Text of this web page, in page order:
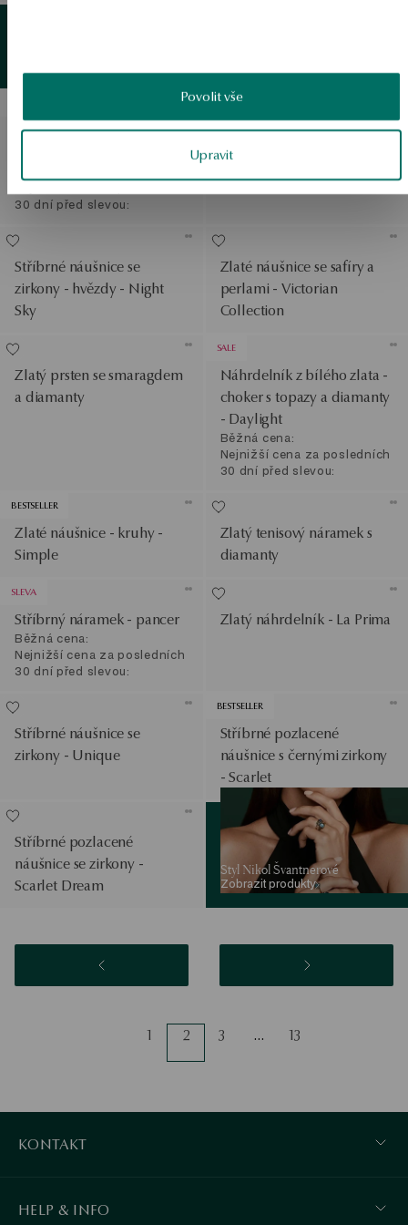
Povolit vše
Upravit
Stříbrné náušnice se
30 dní před slevou:
Stříbrné náušnice se
zirkony - Scarlet
Stříbrné náušnice se
zirkony - hvězdy - Night
Sky
Zlaté náušnice se safíry a
perlami - Victorian
Collection
Zlatý prsten se smaragdem
a diamanty
SALE
Náhrdelník z bílého zlata -
choker s topazy a diamanty
- Daylight
Běžná cena:
Nejnižší cena za posledních
30 dní před slevou:
BESTSELLER
Zlaté náušnice - kruhy -
Simple
Zlatý tenisový náramek s
diamanty
SLEVA
Stříbrný náramek - pancer
Běžná cena:
Nejnižší cena za posledních
30 dní před slevou:
Zlatý náhrdelník - La Prima
Stříbrné náušnice se
zirkony - Unique
BESTSELLER
Stříbrné pozlacené
náušnice s černými zirkony
- Scarlet
Stříbrné pozlacené
náušnice se zirkony -
Scarlet Dream
Styl Nikol Švantnerové
Zobrazit produkty
Zobrazit produkty
1 2 3 … 13
KONTAKT
HELP & INFO